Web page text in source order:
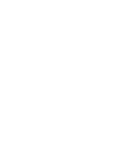
google-maps タグ